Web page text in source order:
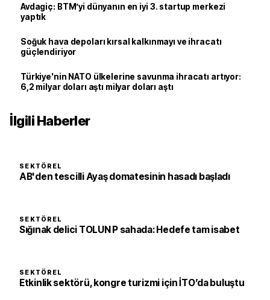
Avdagiç: BTM’yi dünyanın en iyi 3. startup merkezi
yaptık
Soğuk hava depoları kırsal kalkınmayı ve ihracatı
güçlendiriyor
Türkiye'nin NATO ülkelerine savunma ihracatı artıyor:
6,2 milyar doları aştı milyar doları aştı
İlgili Haberler
SEKTÖREL
AB'den tescilli Ayaş domatesinin hasadı başladı
SEKTÖREL
Sığınak delici TOLUN P sahada: Hedefe tam isabet
SEKTÖREL
Etkinlik sektörü, kongre turizmi için İTO’da buluştu